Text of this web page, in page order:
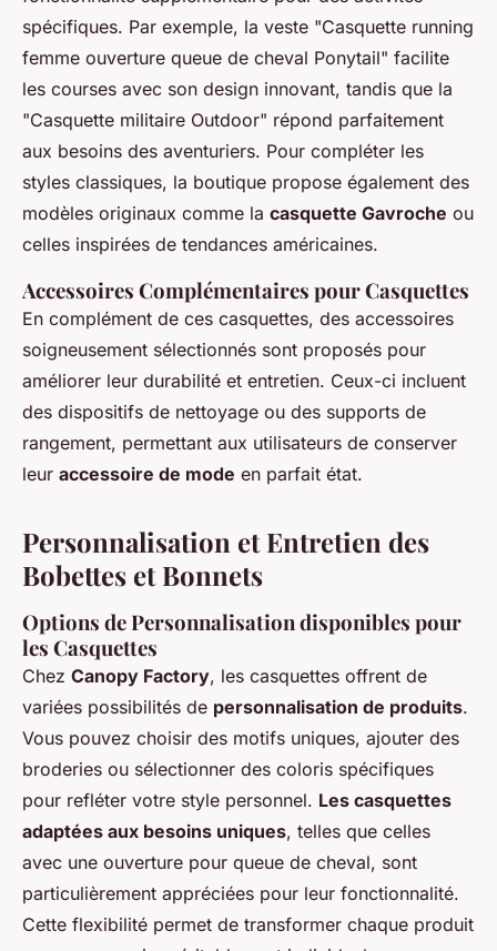
spécifiques. Par exemple, la veste "Casquette running
femme ouverture queue de cheval Ponytail" facilite
les courses avec son design innovant, tandis que la
"Casquette militaire Outdoor" répond parfaitement
aux besoins des aventuriers. Pour compléter les
styles classiques, la boutique propose également des
modèles originaux comme la casquette Gavroche ou
celles inspirées de tendances américaines.
Accessoires Complémentaires pour Casquettes
En complément de ces casquettes, des accessoires
soigneusement sélectionnés sont proposés pour
améliorer leur durabilité et entretien. Ceux-ci incluent
des dispositifs de nettoyage ou des supports de
rangement, permettant aux utilisateurs de conserver
leur accessoire de mode en parfait état.
Personnalisation et Entretien des
Bobettes et Bonnets
Options de Personnalisation disponibles pour
les Casquettes
Chez Canopy Factory, les casquettes offrent de
variées possibilités de personnalisation de produits.
Vous pouvez choisir des motifs uniques, ajouter des
broderies ou sélectionner des coloris spécifiques
pour refléter votre style personnel. Les casquettes
adaptées aux besoins uniques, telles que celles
avec une ouverture pour queue de cheval, sont
particulièrement appréciées pour leur fonctionnalité.
Cette flexibilité permet de transformer chaque produit